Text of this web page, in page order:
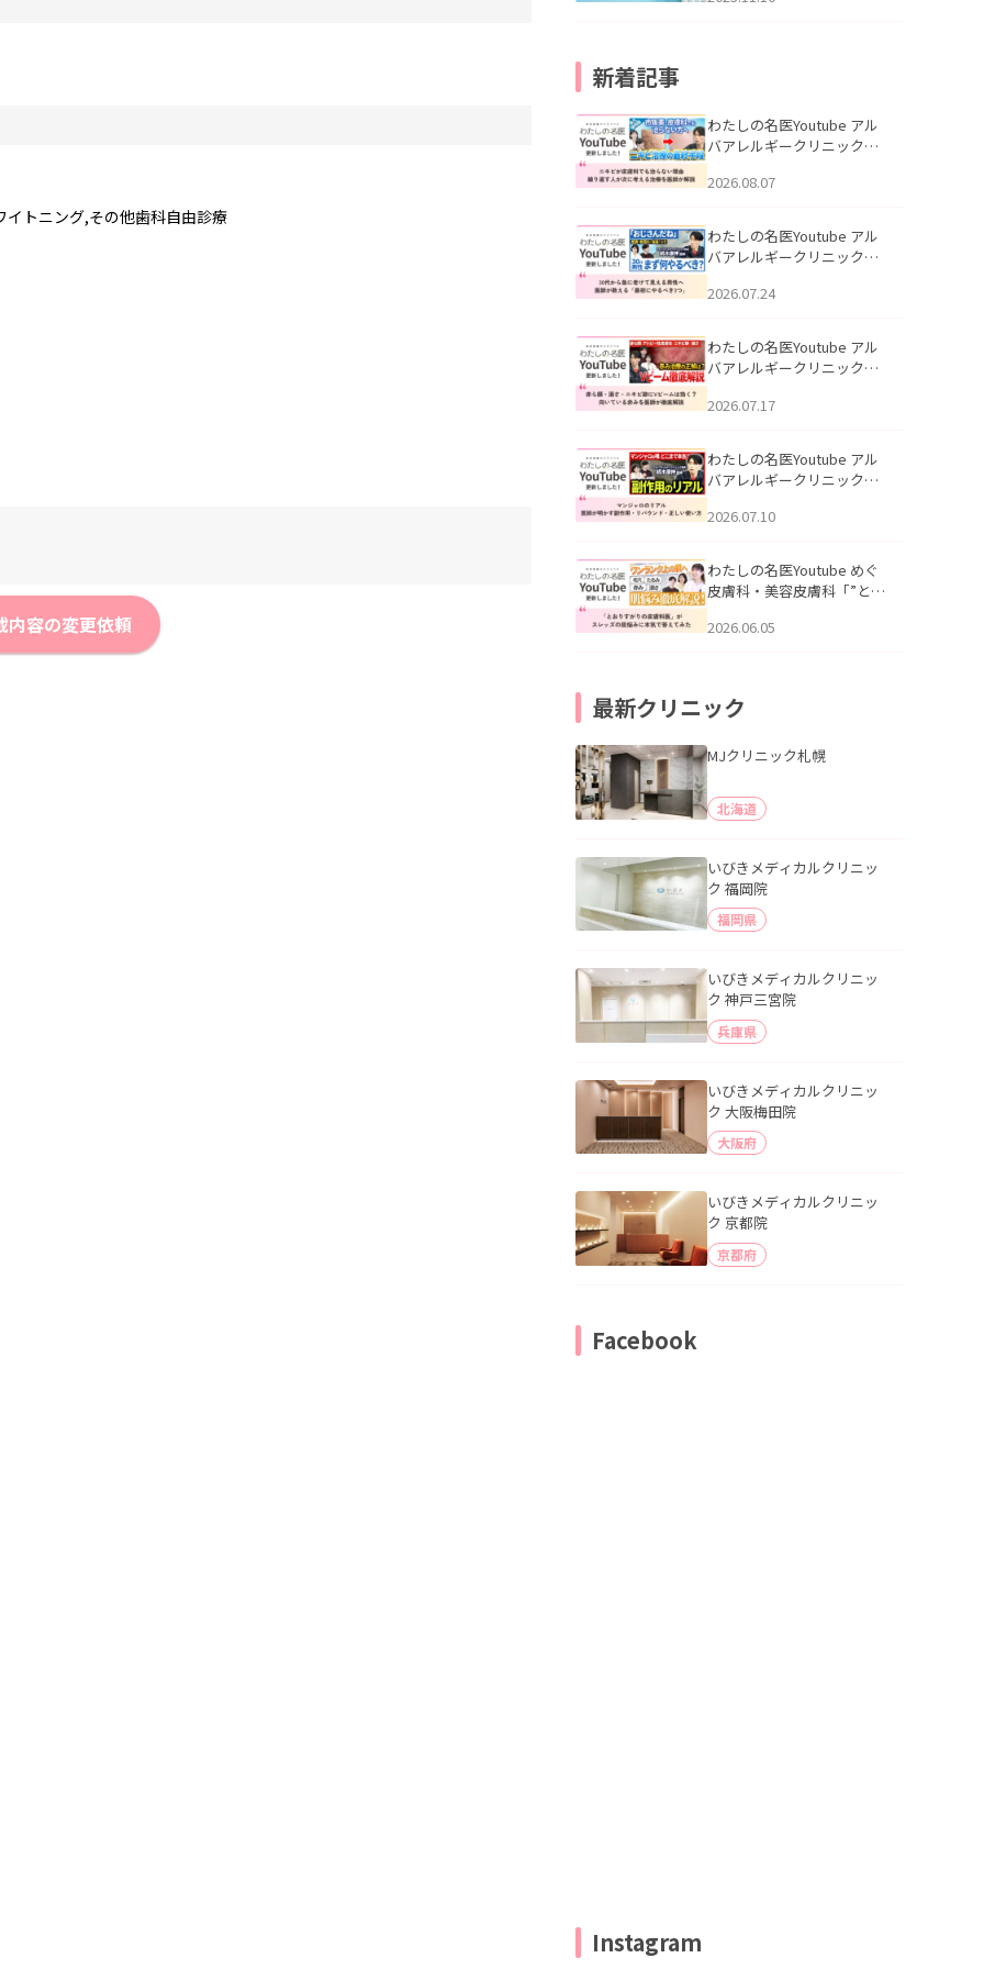
トニング,その他歯科自由診療
内容の変更依頼
新着記事
わたしの名医Youtube アル
バアレルギークリニック札
らない理由｜繰り返す人が
説」を公開いたしました。
2026.08.07
わたしの名医Youtube アル
バアレルギークリニック札
える男性へ｜医師が教える
公開いたしました。
2026.07.24
わたしの名医Youtube アル
バアレルギークリニック札
跡にVビームは効く？向いて
説」を公開いたしました。
2026.07.17
わたしの名医Youtube アル
バアレルギークリニック札
医師が明かす副作用・リバ
公開いたしました。
2026.07.10
わたしの名医Youtube めぐ
皮膚科・美容皮膚科「”とお
ッズの肌悩みに本気で答え
2026.06.05
最新クリニック
MJクリニック札幌
北海道
いびきメディカルクリニッ
ク 福岡院
福岡県
いびきメディカルクリニッ
ク 神戸三宮院
兵庫県
いびきメディカルクリニッ
ク 大阪梅田院
大阪府
いびきメディカルクリニッ
ク 京都院
京都府
Facebook
Instagram